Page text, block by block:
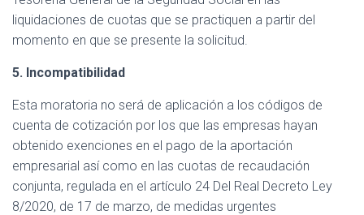
liquidaciones de cuotas que se practiquen a partir del
momento en que se presente la solicitud.
5. Incompatibilidad
Esta moratoria no será de aplicación a los códigos de
cuenta de cotización por los que las empresas hayan
obtenido exenciones en el pago de la aportación
empresarial así como en las cuotas de recaudación
conjunta, regulada en el artículo 24 Del Real Decreto Ley
8/2020, de 17 de marzo, de medidas urgentes